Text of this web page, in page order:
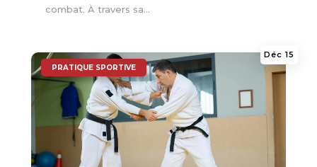
combat. À travers sa...
Déc 15
PRATIQUE SPORTIVE